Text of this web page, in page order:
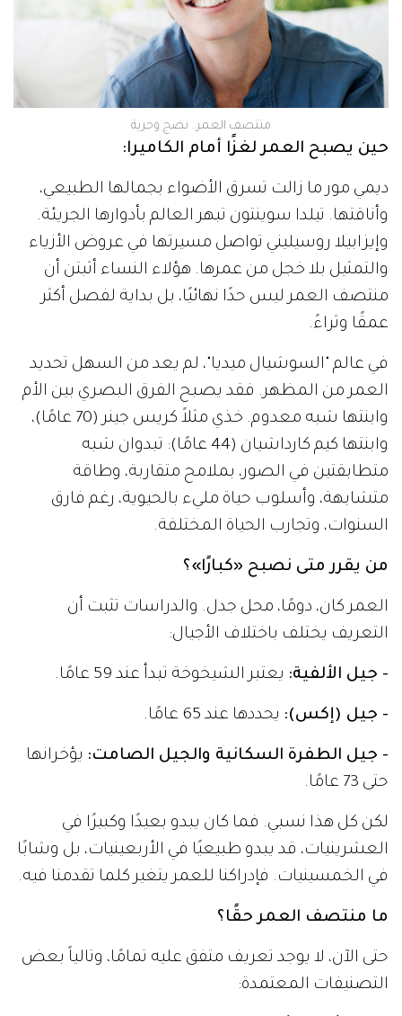
منتصف العمر.. نضج وحرية
حين يصبح العمر لغزًا أمام الكاميرا:
ديمي مور ما زالت تسرق الأضواء بجمالها الطبيعي،
وأناقتها. تيلدا سوينتون تبهر العالم بأدوارها الجريئة.
وإيزابيلا روسيليني تواصل مسيرتها في عروض الأزياء
والتمثيل بلا خجل من عمرها. هؤلاء النساء أثبتن أن
منتصف العمر ليس حدًا نهائيًا، بل بداية لفصل أكثر
عمقًا وثراءً.
في عالم "السوشيال ميديا"، لم يعد من السهل تحديد
العمر من المظهر. فقد يصبح الفرق البصري بين الأم
وابنتها شبه معدوم. خذي مثلاً كريس جينر (70 عامًا)،
وابنتها كيم كارداشيان (44 عامًا): تبدوان شبه
متطابقتين في الصور، بملامح متقاربة، وطاقة
متشابهة، وأسلوب حياة مليء بالحيوية، رغم فارق
السنوات، وتجارب الحياة المختلفة.
من يقرر متى نصبح «كبارًا»؟
العمر كان، دومًا، محل جدل. والدراسات تثبت أن
التعريف يختلف باختلاف الأجيال:
- جيل الألفية: يعتبر الشيخوخة تبدأ عند 59 عامًا.
- جيل (إكس): يحددها عند 65 عامًا.
- جيل الطفرة السكانية والجيل الصامت: يؤخرانها
حتى 73 عامًا.
لكن كل هذا نسبي. فما كان يبدو بعيدًا وكبيرًا في
العشرينيات، قد يبدو طبيعيًا في الأربعينيات، بل وشابًا
في الخمسينيات. فإدراكنا للعمر يتغير كلما تقدمنا فيه.
ما منتصف العمر حقًا؟
حتى الآن، لا يوجد تعريف متفق عليه تمامًا، وتالياً بعض
التصنيفات المعتمدة: